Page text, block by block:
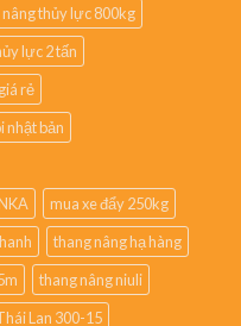
nâng thủy lực 800kg
lực 2 tấn
rẻ
nhật bản
mua xe đẩy 250kg
thang nâng hạ hàng
thang nâng niuli
Lan 300-15